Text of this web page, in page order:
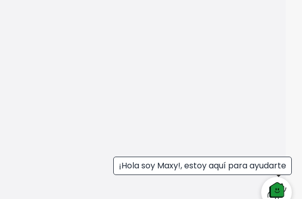
¡Hola soy Maxy!, estoy aquí para ayudarte